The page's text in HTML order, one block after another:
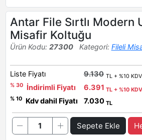
Antar File Sırtlı Modern
Misafir Koltuğu
Ürün Kodu: 27300 Kategori: Fileli
Liste Fiyatı 9.130 TL + %10 KDV
% 30
İndirimli Fiyatı 6.391 TL + %10 KDV
% 10
Kdv dahil Fiyatı 7.030 TL
Sepete Ekle